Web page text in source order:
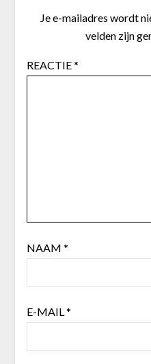
Je e-mailadres wordt
velden zijn
REACTIE*
NAAM *
E-MAIL*